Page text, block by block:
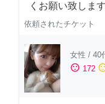
くお願い致します
依頼されたチケット
女性 / 40
sentiment_satisfied 172